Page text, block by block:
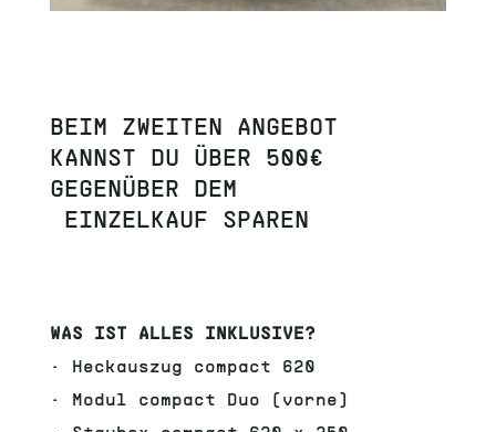
BEIM ZWEITEN ANGEBOT
KANNST DU ÜBER 500€
GEGENÜBER DEM
EINZELKAUF SPAREN
WAS IST ALLES INKLUSIVE?
•
Heckauszug compact 620
•
Modul compact Duo (vorne)